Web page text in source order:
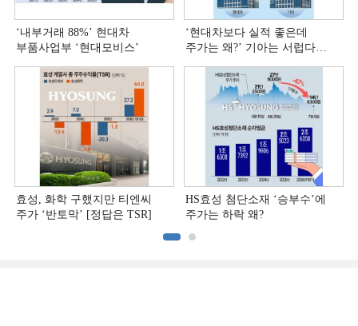
‘내부거래 88%ʼ 현대차
부품사업부 ‘현대모비스ʼ
‘현대차보다 실적 좋은데
주가는 왜?ʼ 기아는 서럽다
효성, 화학 구했지만 티엔씨
주가 ‘반토막’ [정답은 TSR]
HS효성 첨단소재 ‘승부수’에
주가는 하락 왜?